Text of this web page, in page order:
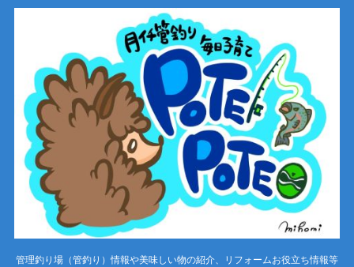
管理釣り場（管釣り）情報や美味しい物の紹介、リフォームお役立ち情報等